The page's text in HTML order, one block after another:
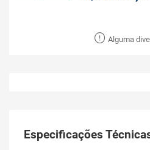
Alguma
Especificações